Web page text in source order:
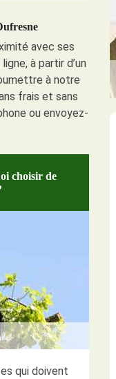
avec ses
à partir d’un
à notre
frais et sans
ou envoyez-
choisir de
qui doivent